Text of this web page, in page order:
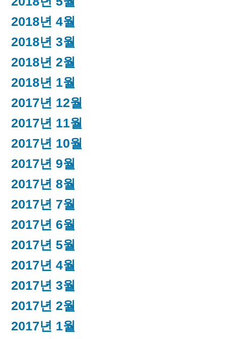
2018년 4월
2018년 3월
2018년 2월
2018년 1월
2017년 12월
2017년 11월
2017년 10월
2017년 9월
2017년 8월
2017년 7월
2017년 6월
2017년 5월
2017년 4월
2017년 3월
2017년 2월
2017년 1월